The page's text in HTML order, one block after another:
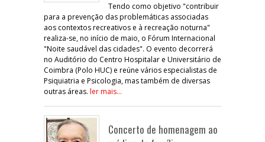
Tendo como objetivo "contribuir
para a prevenção das problemáticas associadas
aos contextos recreativos e à recreação noturna"
realiza-se, no início de maio, o Fórum Internacional
"Noite saudável das cidades". O evento decorrerá
no Auditório do Centro Hospitalar e Universitário de
Coimbra (Polo HUC) e reúne vários especialistas de
Psiquiatria e Psicologia, mas também de diversas
outras áreas. ler mais...
Concerto de homenagem ao